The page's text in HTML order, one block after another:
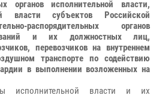
органов исполнительной власти,
власти субъектов Российской
распорядительных органов
и их должностных лиц,
перевозчиков на внутреннем
транспорте по содействию
в выполнении возложенных на
исполнительной власти и их